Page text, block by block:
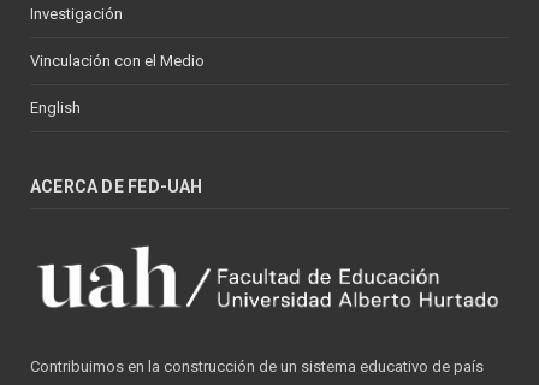
Investigación
Vinculación con el Medio
English
ACERCA DE FED-UAH
Contribuimos en la construcción de un sistema educativo de país